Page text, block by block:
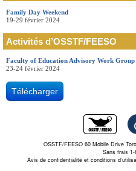
Family Day Weekend
19-29 février 2024
Activités d’OSSTF/FEESO
Faculty of Education Advisory Work Group
23-24 février 2024
Télécharger
OSSTF/FEESO 60 Mobile Drive
Sans frais 1-
Avis de confidentialité et conditions